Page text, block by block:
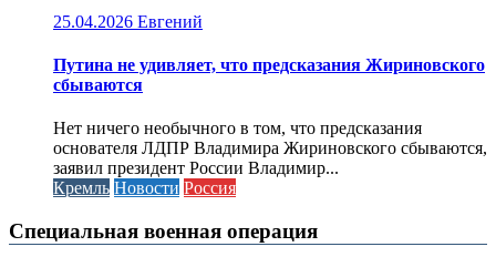
25.04.2026 Евгений
Путина не удивляет, что предсказания Жириновского
сбываются
Нет ничего необычного в том, что предсказания
основателя ЛДПР Владимира Жириновского сбываются,
заявил президент России Владимир...
Кремль Новости Россия
Специальная военная операция